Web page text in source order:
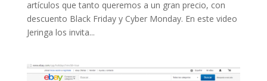
artículos que tanto queremos a un gran precio, con
descuento Black Friday y Cyber Monday. En este video
Jeringa los invita...